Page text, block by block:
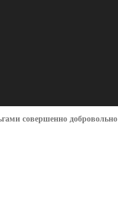
совершенно добровольно